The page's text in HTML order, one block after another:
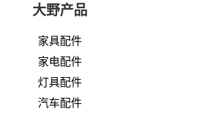
大野产品
家具配件
家电配件
灯具配件
汽车配件